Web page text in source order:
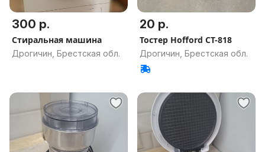
300 р.
Стиральная машина
Дрогичин, Брестская обл.
20 р.
Тостер Hofford CT-818
Дрогичин, Брестская обл.